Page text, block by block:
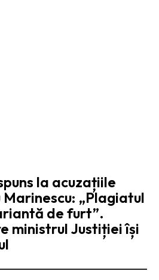
la acuzațiile
Marinescu: „Plagiatul
de furt”.
ministrul Justiției își